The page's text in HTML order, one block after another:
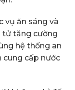
vụ ăn sáng và
tử tăng cường
hệ thống an
cung cấp nước